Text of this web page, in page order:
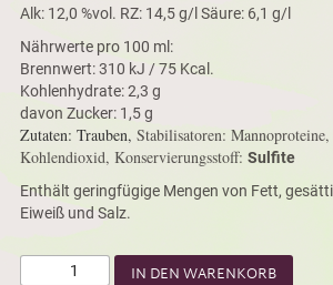
Alk: 12,0 %vol. RZ: 14,5 g/l Säure: 6,1 g/l
Nährwerte pro 100 ml:
Brennwert: 310 kJ / 75 Kcal.
Kohlenhydrate: 2,3 g
davon Zucker: 1,5 g
Zutaten: Trauben, Stabilisatoren: Mannoproteine,
Kohlendioxid, Konservierungsstoff: Sulfite
Enthält geringfügige Mengen von Fett,
Eiweiß und Salz.
IN DEN WARENKORB